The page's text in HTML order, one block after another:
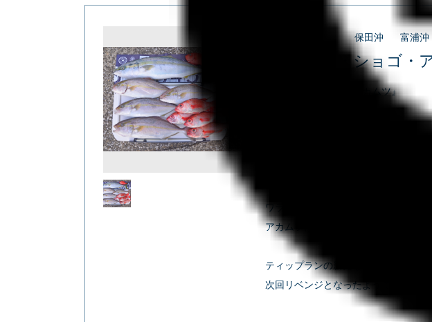
保田沖 富浦沖
✿ワラサ・ショゴ・
『ワラサ・ショゴ・アカムツ』
本日の釣果をセンス良く並べてくれ
ワラサ・カンパチは【富浦沖：水深
アカムツは【保田・金谷沖：水深280m
ティップランの新たなポイントも開拓
次回リベンジとなったようです(｡･ ･｡)